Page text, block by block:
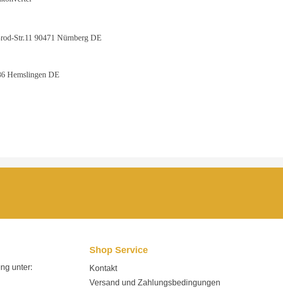
Str.11 90471 Nürnberg DE
Hemslingen DE
unter:
Shop Service
Kontakt
Versand und Zahlungsbedingungen